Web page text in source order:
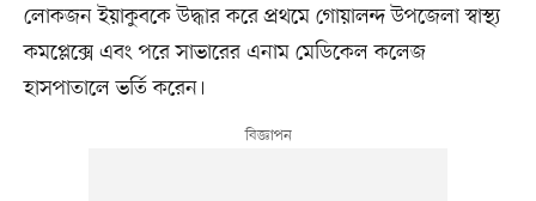
লোকজন ইয়াকুবকে উদ্ধার করে প্রথমে গোয়ালন্দ উপজেলা স্বাস্থ্য
কমপ্লেক্সে এবং পরে সাভারের এনাম মেডিকেল কলেজ
হাসপাতালে ভর্তি করেন।